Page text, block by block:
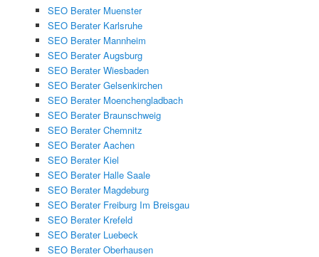
SEO Berater Muenster
SEO Berater Karlsruhe
SEO Berater Mannheim
SEO Berater Augsburg
SEO Berater Wiesbaden
SEO Berater Gelsenkirchen
SEO Berater Moenchengladbach
SEO Berater Braunschweig
SEO Berater Chemnitz
SEO Berater Aachen
SEO Berater Kiel
SEO Berater Halle Saale
SEO Berater Magdeburg
SEO Berater Freiburg Im Breisgau
SEO Berater Krefeld
SEO Berater Luebeck
SEO Berater Oberhausen